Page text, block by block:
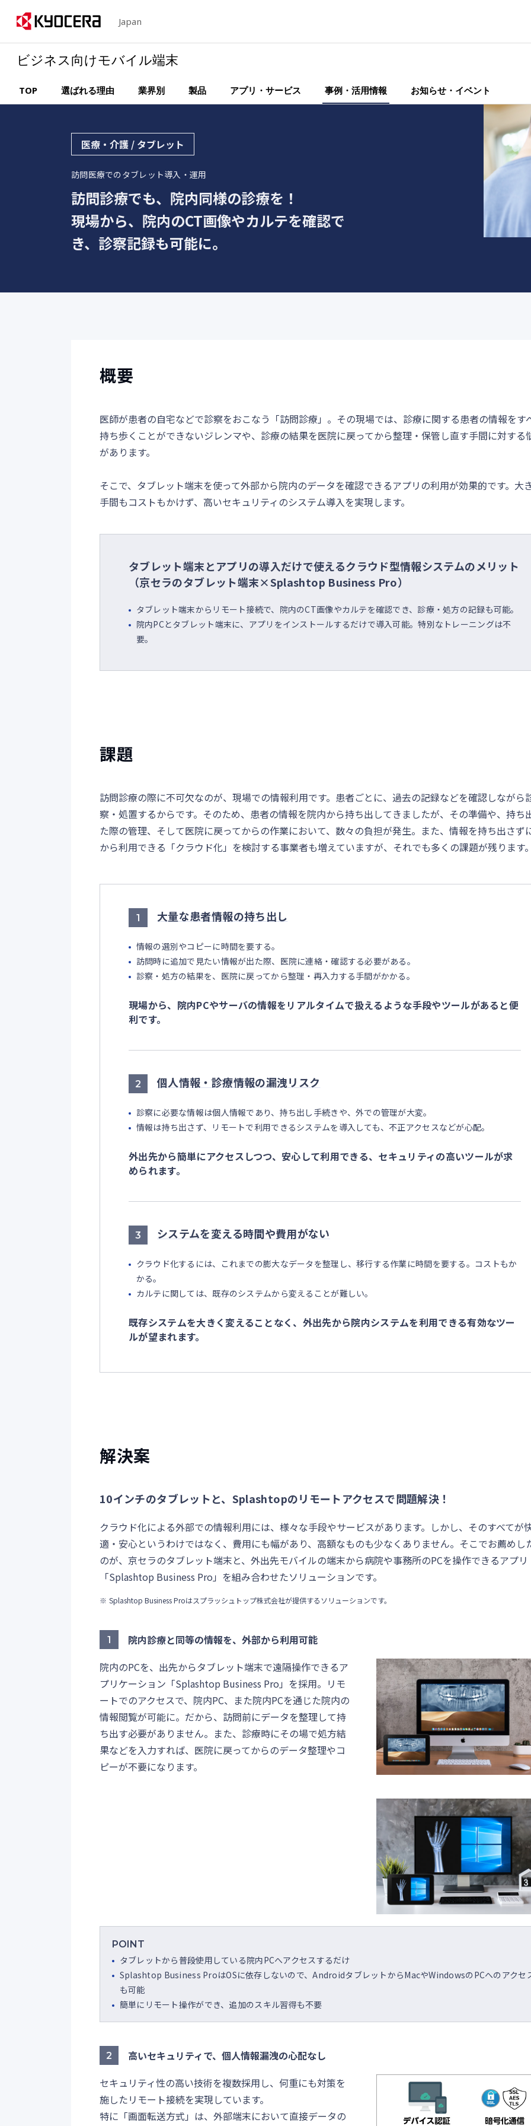
Japan
ビジネス向けモバイル端末
TOP 選ばれる理由 業界別 製品 アプリ・サービス 事例・活用情報 お知らせ・イベント
医療・介護 / タブレット
訪問医療でのタブレット導入・運用
訪問診療でも、院内同様の診療を！
現場から、院内のCT画像やカルテを確認で
き、診察記録も可能に。
概要
医師が患者の自宅などで診察をおこなう「訪問診療」。その現場では、診療に関する患者の情報をす
持ち歩くことができないジレンマや、診療の結果を医院に戻ってから整理・保管し直す手間に対する
があります。
そこで、タブレット端末を使って外部から院内のデータを確認できるアプリの利用が効果的です。大
手間もコストもかけず、高いセキュリティのシステム導入を実現します。
タブレット端末とアプリの導入だけで使えるクラウド型情報システムのメリット
（京セラのタブレット端末×Splashtop Business Pro）
タブレット端末からリモート接続で、院内のCT画像やカルテを確認でき、診療・処方の記録も可能。
院内PCとタブレット端末に、アプリをインストールするだけで導入可能。特別なトレーニングは不
要。
課題
訪問診療の際に不可欠なのが、現場での情報利用です。患者ごとに、過去の記録などを確認しながら
察・処置するからです。そのため、患者の情報を院内から持ち出してきましたが、その準備や、持ち
た際の管理、そして医院に戻ってからの作業において、数々の負担が発生。また、情報を持ち出さず
から利用できる「クラウド化」を検討する事業者も増えていますが、それでも多くの課題が残ります
1 大量な患者情報の持ち出し
情報の選別やコピーに時間を要する。
訪問時に追加で見たい情報が出た際、医院に連絡・確認する必要がある。
診察・処方の結果を、医院に戻ってから整理・再入力する手間がかかる。
現場から、院内PCやサーバの情報をリアルタイムで扱えるような手段やツールがあると便
利です。
2 個人情報・診療情報の漏洩リスク
診察に必要な情報は個人情報であり、持ち出し手続きや、外での管理が大変。
情報は持ち出さず、リモートで利用できるシステムを導入しても、不正アクセスなどが心配。
外出先から簡単にアクセスしつつ、安心して利用できる、セキュリティの高いツールが求
められます。
3 システムを変える時間や費用がない
クラウド化するには、これまでの膨大なデータを整理し、移行する作業に時間を要する。コストもか
かる。
カルテに関しては、既存のシステムから変えることが難しい。
既存システムを大きく変えることなく、外出先から院内システムを利用できる有効なツー
ルが望まれます。
解決案
10インチのタブレットと、Splashtopのリモートアクセスで問題解決！
クラウド化による外部での情報利用には、様々な手段やサービスがあります。しかし、そのすべてが
適・安心というわけではなく、費用にも幅があり、高額なものも少なくありません。そこでお薦めし
のが、京セラのタブレット端末と、外出先モバイルの端末から病院や事務所のPCを操作できるアプリ
「Splashtop Business Pro」を組み合わせたソリューションです。
Splashtop Business Proはスプラッシュトップ株式会社が提供するソリューションです。
1
院内診療と同等の情報を、外部から利用可能
院内のPCを、出先からタブレット端末で遠隔操作できるア
プリケーション「Splashtop Business Pro」を採用。リモ
ートでのアクセスで、院内PC、また院内PCを通じた院内の
情報閲覧が可能に。だから、訪問前にデータを整理して持
ち出す必要がありません。また、診療時にその場で処方結
果などを入力すれば、医院に戻ってからのデータ整理やコ
ピーが不要になります。
POINT
タブレットから普段使用している院内PCへアクセスするだけ
Splashtop Business ProはOSに依存しないので、AndroidタブレットからMacやWindowsのPCへのアクセ
も可能
簡単にリモート操作ができ、追加のスキル習得も不要
2
高いセキュリティで、個人情報漏洩の心配なし
セキュリティ性の高い技術を複数採用し、何重にも対策を
施したリモート接続を実現しています。
特に「画面転送方式」は、外部端末において直接データの